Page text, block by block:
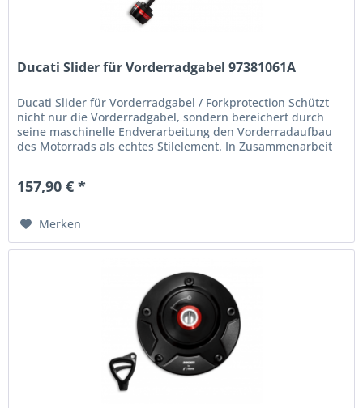
Ducati Slider für Vorderradgabel 97381061A
Ducati Slider für Vorderradgabel / Forkprotection Schützt
nicht nur die Vorderradgabel, sondern bereichert durch
seine maschinelle Endverarbeitung den Vorderradaufbau
des Motorrads als echtes Stilelement. In Zusammenarbeit
157,90 € *
Merken